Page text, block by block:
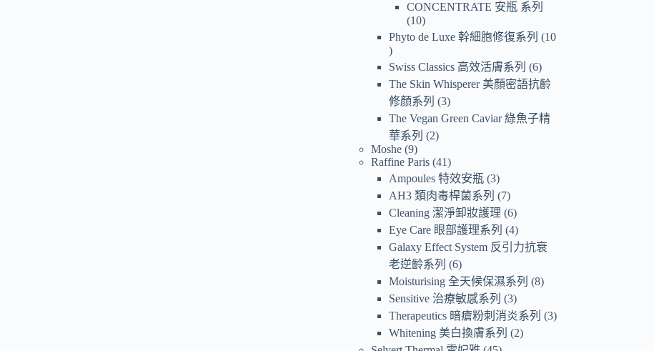
CONCENTRATE 安瓶 系列
10
Phyto de Luxe 幹細胞修復系列
10
Swiss Classics 高效活膚系列
6
The Skin Whisperer 美顏密語抗齡
修顏系列
3
The Vegan Green Caviar 綠魚子精
華系列
2
Moshe 9
Raffine Paris 41
Ampoules 特效安瓶 3
AH3 類肉毒桿菌系列
7
Cleaning 潔淨卸妝護理 6
Eye Care 眼部護理系列
4
Galaxy Effect System 反引力抗衰
老逆齡系列
6
Moisturising 全天候保濕系列
8
Sensitive 治療敏感系列
3
Therapeutics 暗瘡粉刺消炎系列
3
Whitening 美白換膚系列
2